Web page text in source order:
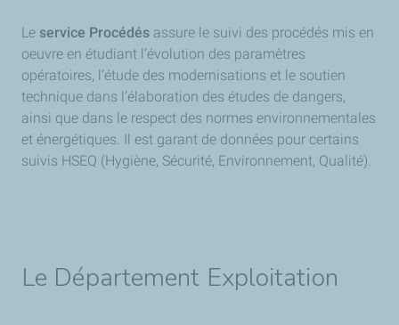
Le service Procédés assure le suivi des procédés mis en
oeuvre en étudiant l’évolution des paramètres
opératoires, l’étude des modernisations et le soutien
technique dans l’élaboration des études de dangers,
ainsi que dans le respect des normes environnementales
et énergétiques. Il est garant de données pour certains
suivis HSEQ (Hygiène, Sécurité, Environnement, Qualité).
Le Département Exploitation